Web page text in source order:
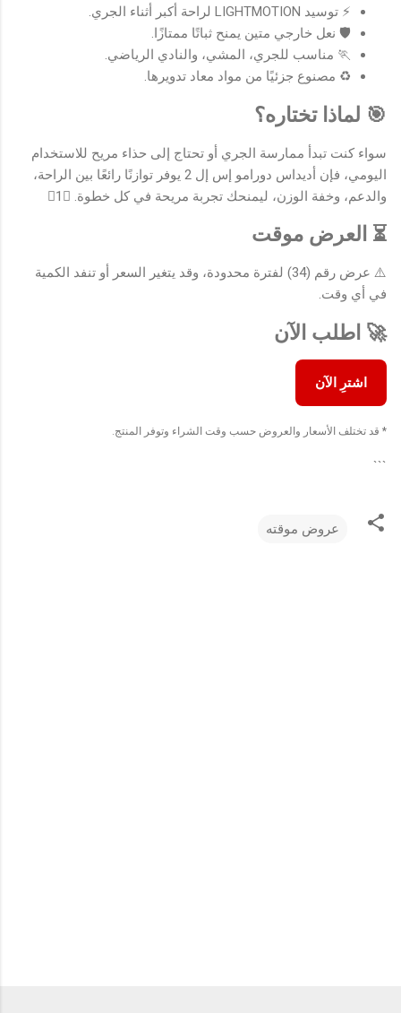
⚡ توسيد LIGHTMOTION لراحة أكبر أثناء الجري.
🛡️ نعل خارجي متين يمنح ثباتًا ممتازًا.
🏃 مناسب للجري، المشي، والنادي الرياضي.
♻️ مصنوع جزئيًا من مواد معاد تدويرها.
🎯 لماذا تختاره؟
سواء كنت تبدأ ممارسة الجري أو تحتاج إلى حذاء مريح للاستخدام
اليومي، فإن أديداس دورامو إس إل 2 يوفر توازنًا رائعًا بين الراحة،
والدعم، وخفة الوزن، ليمنحك تجربة مريحة في كل خطوة. 1
⏳ العرض موقت
⚠️ عرض رقم (34) لفترة محدودة، وقد يتغير السعر أو تنفد الكمية
في أي وقت.
🚀 اطلب الآن
اشترِ الآن
* قد تختلف الأسعار والعروض حسب وقت الشراء وتوفر المنتج.
```
عروض موقته